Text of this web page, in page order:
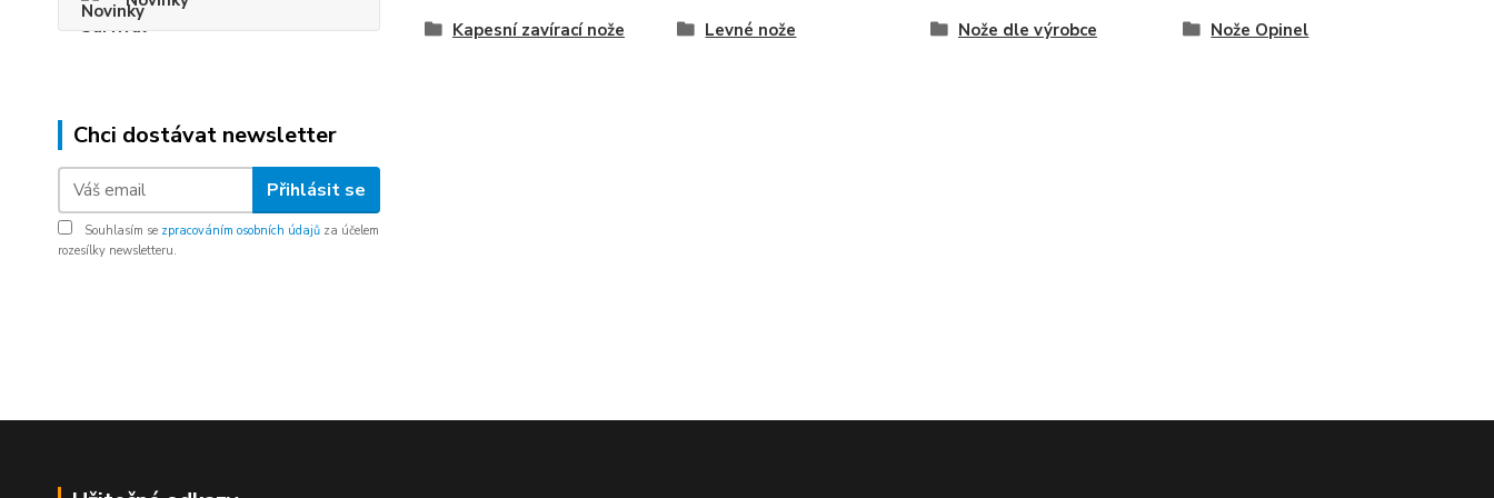
Chci dostávat newsletter
Přihlásit se
Souhlasím se zpracováním osobních údajů za účelem
rozesílky newsletteru.
Kapesní zavírací nože Levné nože Nože dle výrobce Nože Opinel